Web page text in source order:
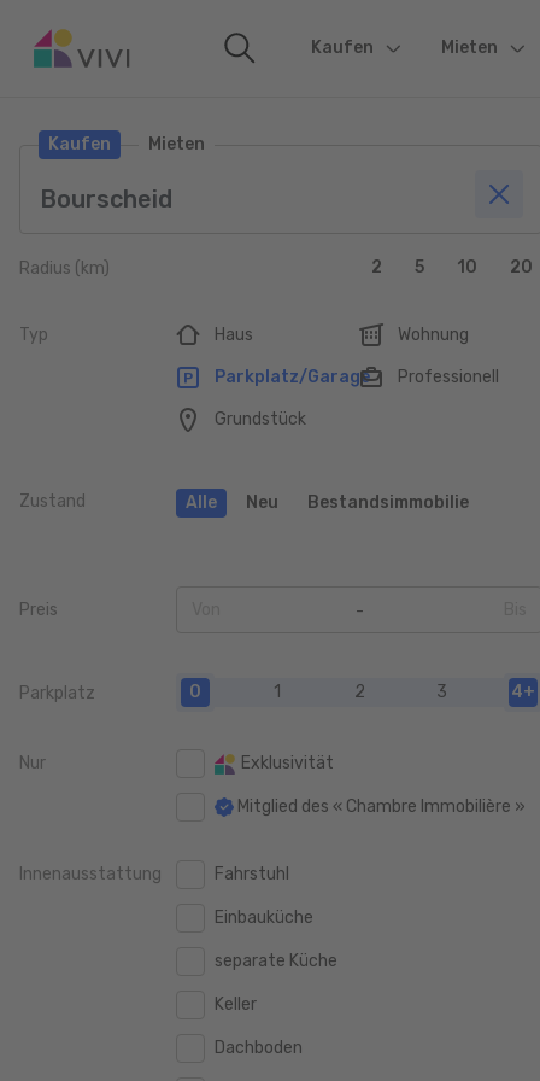
Kaufen (current)Mieten
Kaufen Mieten
Radius (km) 2 5 10 20
Typ Haus Wohnung
Parkplatz/Garage Professionell
Grundstück
Zustand Alle Neu Bestandsimmobilie
Preis
50.000 €
150.000 €
250.000 €
350.000 €
50.000 €
Parkplatz 0 1 2 3 4+
Nur Exklusivität
Mitglied des « Chambre Immobilière »
Innenausstattung Fahrstuhl
Einbauküche
separate Küche
Keller
Dachboden